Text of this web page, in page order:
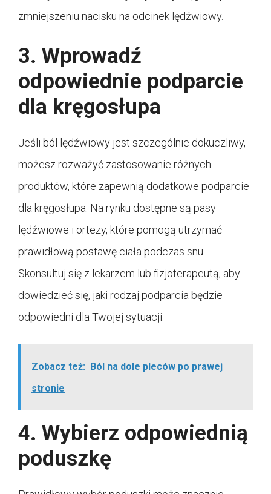
zmniejszeniu nacisku na odcinek lędźwiowy.
3. Wprowadź
odpowiednie podparcie
dla kręgosłupa
Jeśli ból lędźwiowy jest szczególnie dokuczliwy,
możesz rozważyć zastosowanie różnych
produktów, które zapewnią dodatkowe podparcie
dla kręgosłupa. Na rynku dostępne są pasy
lędźwiowe i ortezy, które pomogą utrzymać
prawidłową postawę ciała podczas snu.
Skonsultuj się z lekarzem lub fizjoterapeutą, aby
dowiedzieć się, jaki rodzaj podparcia będzie
odpowiedni dla Twojej sytuacji.
Zobacz też: Ból na dole pleców po prawej
stronie
4. Wybierz odpowiednią
poduszkę